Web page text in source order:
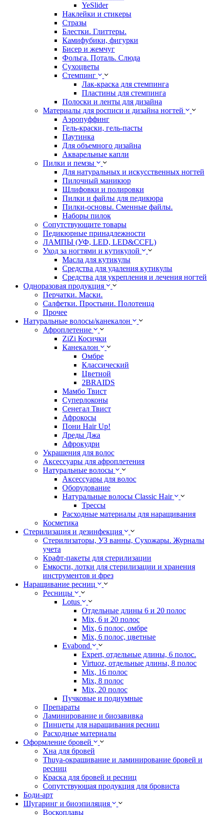
YeSlider
Наклейки и стикеры
Стразы
Блестки. Глиттеры.
Камифубики, фигурки
Бисер и жемчуг
Фольга. Поталь. Слюда
Сухоцветы
Стемпинг
Лак-краска для стемпинга
Пластины для стемпинга
Полоски и ленты для дизайна
Материалы для росписи и дизайна ногтей
Аэропуффинг
Гель-краски, гель-пасты
Паутинка
Для объемного дизайна
Акварельные капли
Пилки и пемзы
Для натуральных и искусственных ногтей
Пилочный маникюр
Шлифовки и полировки
Пилки и файлы для педикюра
Пилки-основы. Сменные файлы.
Наборы пилок
Сопутствующите товары
Педикюрные принадлежности
ЛАМПЫ (УФ, LED, LED&CCFL)
Уход за ногтями и кутикулой
Масла для кутикулы
Средства для удаления кутикулы
Средства для укрепления и лечения ногтей
Одноразовая продукция
Перчатки. Маски.
Салфетки. Простыни. Полотенца
Прочее
Натуральные волосы/канекалон
Афроплетение
ZiZi Косички
Канекалон
Омбре
Классический
Цветной
2BRAIDS
Мамбо Твист
Суперлоконы
Сенегал Твист
Афрокосы
Пони Hair Up!
Дреды Джа
Афрокудри
Украшения для волос
Аксессуары для афроплетения
Натуральные волосы
Аксессуары для волос
Оборудование
Натуральные волосы Classic Hair
Трессы
Расходные материалы для наращивания
Косметика
Стерилизация и дезинфекция
Стерилизаторы, УЗ ванны, Сухожары. Журналы
учета
Крафт-пакеты для стерилизации
Емкости, лотки для стерилизации и хранения
инструментов и фрез
Наращивание ресниц
Ресницы
Lotus
Отдельные длины 6 и 20 полос
Mix, 6 и 20 полос
Mix, 6 полос, омбре
Mix, 6 полос, цветные
Evabond
Expert, отдельные длины, 6 полос.
Virtuoz, отдельные длины, 8 полос
Mix, 16 полос
Mix, 8 полос
Mix, 20 полос
Пучковые и подиумные
Препараты
Ламинирование и биозавивка
Пинцеты для наращивания ресниц
Расходные материалы
Оформление бровей
Хна для бровей
Thuya-окрашивание и ламинирование бровей и
ресниц
Краска для бровей и ресниц
Сопутствующая продукция для бровиста
Боди-арт
Шугаринг и биоэпиляция
Воскоплавы